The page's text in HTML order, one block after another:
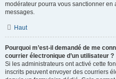
modérateur pourra vous sanctionner en
messages.
Haut
Pourquoi m’est-il demandé de me
courrier électronique d’un utilisateur ?
Si les administrateurs ont activé cette
inscrits peuvent envoyer des courriers